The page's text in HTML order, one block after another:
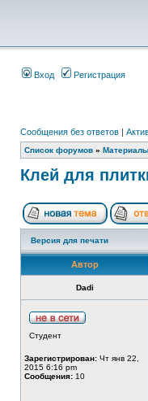
Вход Регистрация
Сообщения без ответов |
Список форумов »
Клей для
Версия для печати
Автор
Dadi
Студент
Зарегистрирован: Чт янв 22,
2015 6:16 pm
Сообщения: 10